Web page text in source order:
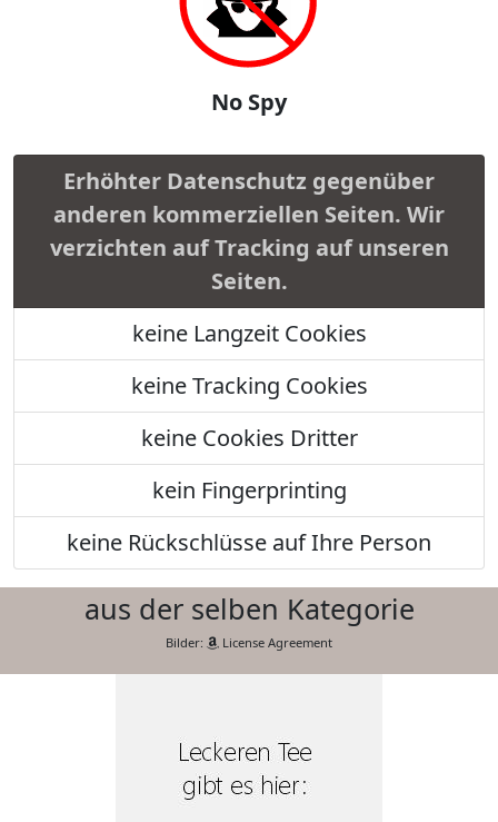
No Spy
Erhöhter Datenschutz gegenüber
anderen kommerziellen Seiten. Wir
verzichten auf Tracking auf unseren
Seiten.
keine Langzeit Cookies
keine Tracking Cookies
keine Cookies Dritter
kein Fingerprinting
keine Rückschlüsse auf Ihre Person
aus der selben Kategorie
Bilder: License Agreement